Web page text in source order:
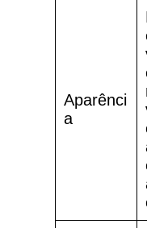
Aparênci
a